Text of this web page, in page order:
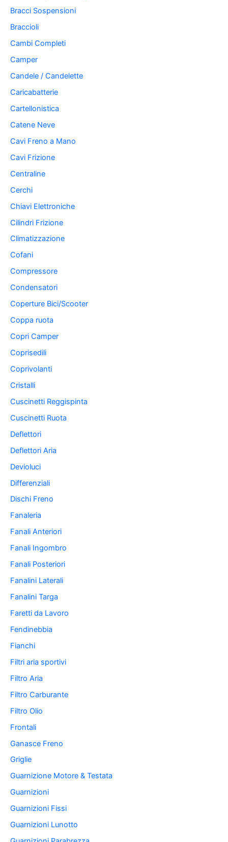
Bracci Sospensioni
Braccioli
Cambi Completi
Camper
Candele / Candelette
Caricabatterie
Cartellonistica
Catene Neve
Cavi Freno a Mano
Cavi Frizione
Centraline
Cerchi
Chiavi Elettroniche
Cilindri Frizione
Climatizzazione
Cofani
Compressore
Condensatori
Coperture Bici/Scooter
Coppa ruota
Copri Camper
Coprisedili
Coprivolanti
Cristalli
Cuscinetti Reggispinta
Cuscinetti Ruota
Deflettori
Deflettori Aria
Devioluci
Differenziali
Dischi Freno
Fanaleria
Fanali Anteriori
Fanali Ingombro
Fanali Posteriori
Fanalini Laterali
Fanalini Targa
Faretti da Lavoro
Fendinebbia
Fianchi
Filtri aria sportivi
Filtro Aria
Filtro Carburante
Filtro Olio
Frontali
Ganasce Freno
Griglie
Guarnizione Motore & Testata
Guarnizioni
Guarnizioni Fissi
Guarnizioni Lunotto